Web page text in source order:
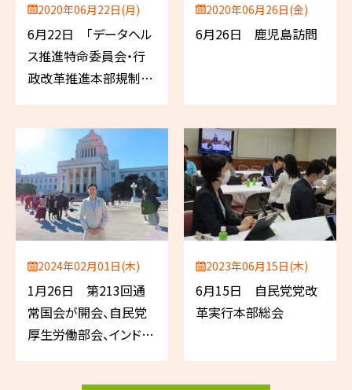
2020年06月22日(月)
6月22日 「データヘル
ス推進特命委員会・行
政改革推進本部規制改
2020年06月26日(金)
6月26日 鹿児島訪問
2024年02月01日(木)
1月26日 第213回通
常国会が開会、自民党
厚生労働部会、インド共
和国建国75周年記念レ
2023年06月15日(木)
6月15日 自民党党改
革実行本部総会